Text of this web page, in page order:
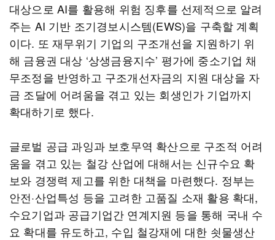
대상으로 AI를 활용해 위험 징후를 선제적으로 알려
주는 AI 기반 조기경보시스템(EWS)을 구축할 계획
이다. 또 재무위기 기업의 구조개선을 지원하기 위
해 금융권 대상 ‘상생금융지수’ 평가에 중소기업 채
무조정을 반영하고 구조개선자금의 지원 대상을 자
금 조달에 어려움을 겪고 있는 회생인가 기업까지
확대하기로 했다.
글로벌 공급 과잉과 보호무역 확산으로 구조적 어려
움을 겪고 있는 철강 산업에 대해서는 신규수요 확
보와 경쟁력 제고를 위한 대책을 마련했다. 정부는
안전·산업특성 등을 고려한 고품질 소재 활용 확대,
수요기업과 공급기업간 연계지원 등을 통해 국내 수
요 확대를 유도하고, 수입 철강재에 대한 쇳물생산